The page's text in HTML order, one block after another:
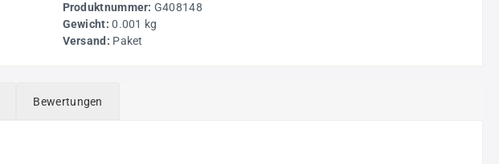
Produktnummer: G408148
Gewicht:0.001 kg
Versand: Paket
Bewertungen